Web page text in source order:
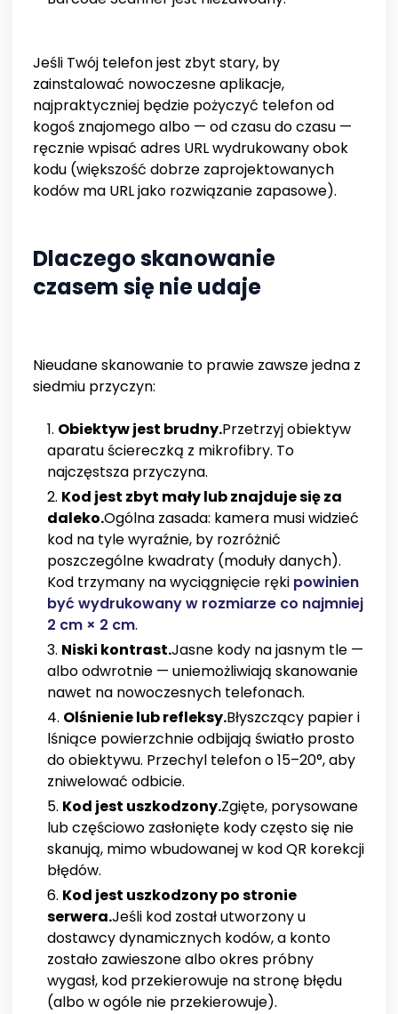
Jeśli Twój telefon jest zbyt stary, by
zainstalować nowoczesne aplikacje,
najpraktyczniej będzie pożyczyć telefon od
kogoś znajomego albo — od czasu do czasu —
ręcznie wpisać adres URL wydrukowany obok
kodu (większość dobrze zaprojektowanych
kodów ma URL jako rozwiązanie zapasowe).
Dlaczego skanowanie
czasem się nie udaje
Nieudane skanowanie to prawie zawsze jedna z
siedmiu przyczyn:
Obiektyw jest brudny.Przetrzyj obiektyw
aparatu ściereczką z mikrofibry. To
najczęstsza przyczyna.
Kod jest zbyt mały lub znajduje się za
daleko.Ogólna zasada: kamera musi widzieć
kod na tyle wyraźnie, by rozróżnić
poszczególne kwadraty (moduły danych).
Kod trzymany na wyciągnięcie ręki powinien
być wydrukowany w rozmiarze co najmniej
2 cm × 2 cm.
Niski kontrast.Jasne kody na jasnym tle —
albo odwrotnie — uniemożliwiają skanowanie
nawet na nowoczesnych telefonach.
Olśnienie lub refleksy.Błyszczący papier i
lśniące powierzchnie odbijają światło prosto
do obiektywu. Przechyl telefon o 15–20°, aby
zniwelować odbicie.
Kod jest uszkodzony.Zgięte, porysowane
lub częściowo zasłonięte kody często się nie
skanują, mimo wbudowanej w kod QR korekcji
błędów.
Kod jest uszkodzony po stronie
serwera.Jeśli kod został utworzony u
dostawcy dynamicznych kodów, a konto
zostało zawieszone albo okres próbny
wygasł, kod przekierowuje na stronę błędu
(albo w ogóle nie przekierowuje).